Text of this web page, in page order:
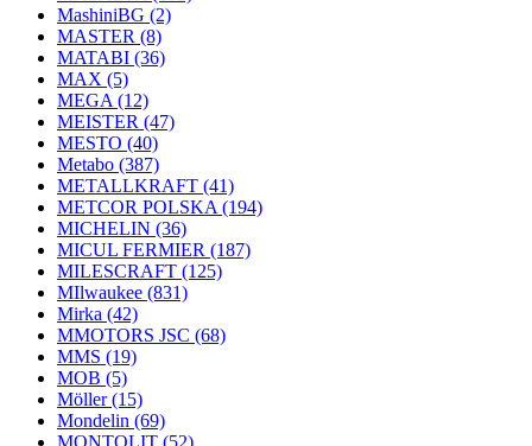
MashiniBG (2)
MASTER (8)
MATABI (36)
MAX (5)
MEGA (12)
MEISTER (47)
MESTO (40)
Metabo (387)
METALLKRAFT (41)
METCOR POLSKA (194)
MICHELIN (36)
MICUL FERMIER (187)
MILESCRAFT (125)
MIlwaukee (831)
Mirka (42)
MMOTORS JSC (68)
MMS (19)
MOB (5)
Möller(15)
Mondelin (69)
MONTOLIT (52)